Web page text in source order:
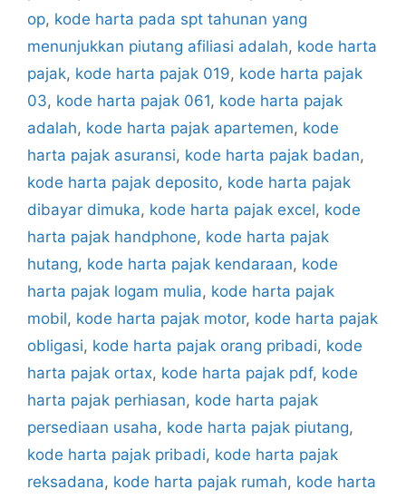
op, kode harta pada spt tahunan yang
menunjukkan piutang afiliasi adalah, kode harta
pajak, kode harta pajak 019, kode harta pajak
03, kode harta pajak 061, kode harta pajak
adalah, kode harta pajak apartemen, kode
harta pajak asuransi, kode harta pajak badan,
kode harta pajak deposito, kode harta pajak
dibayar dimuka, kode harta pajak excel, kode
harta pajak handphone, kode harta pajak
hutang, kode harta pajak kendaraan, kode
harta pajak logam mulia, kode harta pajak
mobil, kode harta pajak motor, kode harta pajak
obligasi, kode harta pajak orang pribadi, kode
harta pajak ortax, kode harta pajak pdf, kode
harta pajak perhiasan, kode harta pajak
persediaan usaha, kode harta pajak piutang,
kode harta pajak pribadi, kode harta pajak
reksadana, kode harta pajak rumah, kode harta